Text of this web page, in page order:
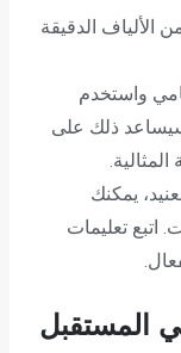
الألياف الدقيقة
واستخدم
ذلك على
يمكنك
اتبع تعليمات
المستقبل